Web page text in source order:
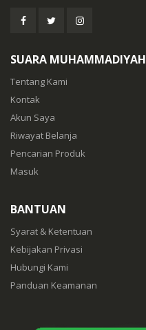
SUARA MUHAMMADIYAH
Tentang Kami
Kontak
Akun Saya
Riwayat Belanja
Pencarian Produk
Masuk
BANTUAN
Syarat & Ketentuan
Kebijakan Privasi
Hubungi Kami
Panduan Keamanan